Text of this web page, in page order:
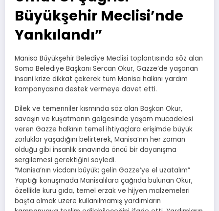
Büyükşehir Meclisi’nde
Yankılandı”
Manisa Büyükşehir Belediye Meclisi toplantısında söz alan
Soma Belediye Başkanı Sercan Okur, Gazze’de yaşanan
insani krize dikkat çekerek tüm Manisa halkını yardım
kampanyasına destek vermeye davet etti.
Dilek ve temenniler kısmında söz alan Başkan Okur,
savaşın ve kuşatmanın gölgesinde yaşam mücadelesi
veren Gazze halkının temel ihtiyaçlara erişimde büyük
zorluklar yaşadığını belirterek, Manisa’nın her zaman
olduğu gibi insanlık sınavında öncü bir dayanışma
sergilemesi gerektiğini söyledi.
“Manisa’nın vicdanı büyük; gelin Gazze’ye el uzatalım”
Yaptığı konuşmada Manisalılara çağrıda bulunan Okur,
özellikle kuru gıda, temel erzak ve hijyen malzemeleri
başta olmak üzere kullanılmamış yardımların